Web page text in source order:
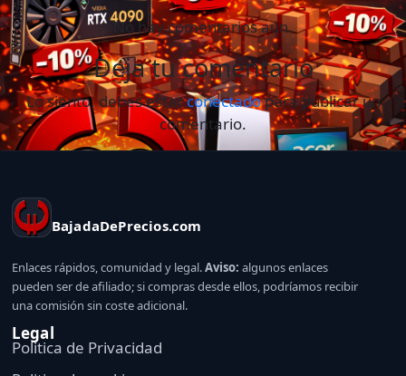
No hay comentarios aún.
Deja tu comentario
Lo siento, debes estarconectadopara publicar un
comentario.
BajadaDePrecios.com
Enlaces rápidos, comunidad y legal.Aviso: algunos enlaces
pueden ser de afiliado; si compras desde ellos, podríamos recibir
una comisión sin coste adicional.
Legal
Politica de Privacidad